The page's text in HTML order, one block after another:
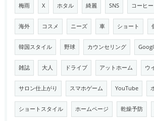
梅雨 X ホタル 綺麗 SNS コーヒー
海外 コスメ ニーズ 車 ショート
韓国スタイル 野球 カウンセリング
雑誌 大人 ドライブ アットホーム ウ
サロン仕上がり スマホゲーム YouTube
ショートスタイル ホームページ 乾燥予防